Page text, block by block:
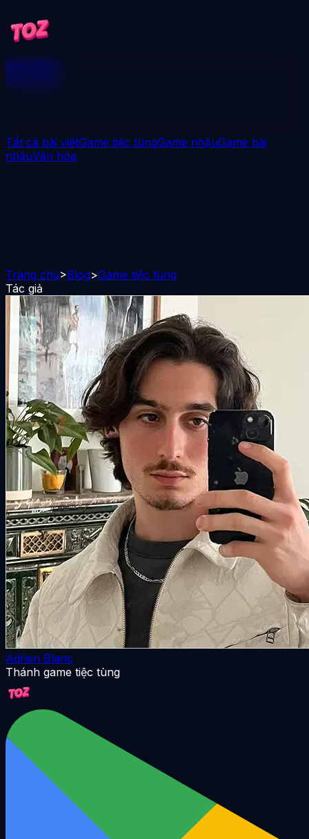
GameBlog
Tải xuống
Tất cả bài viếtGame tiệc tùngGame nhậuGame bài
nhậuVăn hóa
Trang chủ>Blog>Game tiệc tùng
Tác giả
Adrien Blanc
Thánh game tiệc tùng